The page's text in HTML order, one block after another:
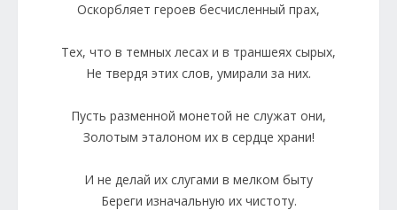
Оскорбляет героев бесчисленный прах,
Тех, что в темных лесах и в траншеях сырых,
Не твердя этих слов, умирали за них.
Пусть разменной монетой не служат они,
Золотым эталоном их в сердце храни!
И не делай их слугами в мелком быту
Береги изначальную их чистоту.